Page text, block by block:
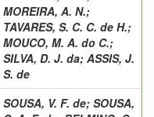
MOREIRA, A. N.;
TAVARES, S. C. C. de H.;
MOUCO, M. A. do C.;
SILVA, D. J. da; ASSIS, J.
S. de
SOUSA, V. F. de; SOUSA,